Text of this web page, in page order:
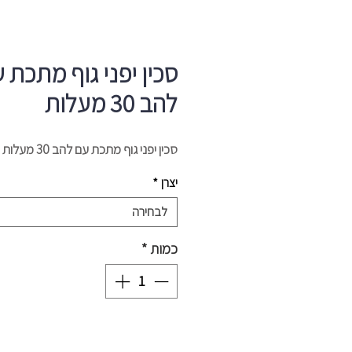
סכין יפני גוף
להב 30 מעלות
סכין יפני גוף מתכת עם להב 30 מעלות
יצרן *
לבחירה
כמות*